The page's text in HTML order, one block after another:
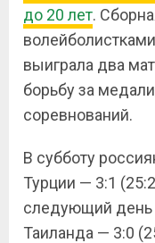
до 20 лет.
выиграла два
борьбу за
соревнований.
В субботу
Турции — 3:1
следующий день
Таиланда — 3:0